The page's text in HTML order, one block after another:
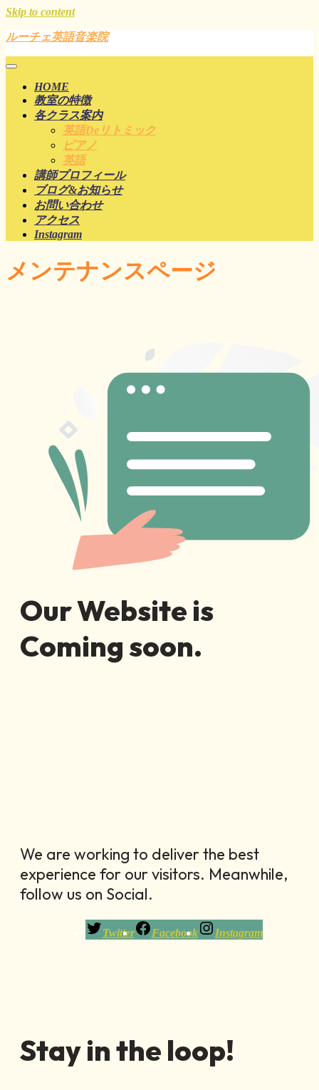
Skip to content
ルーチェ英語音楽院
HOME
教室の特徴
各クラス案内
英語deリトミック
ピアノ
英語
講師プロフィール
ブログ&お知らせ
お問い合わせ
アクセス
Instagram
メンテナンスページ
Our Website is
Coming soon.
We are working to deliver the best
experience for our visitors. Meanwhile,
follow us on Social.
Twitter Facebook Instagram
Stay in the loop!